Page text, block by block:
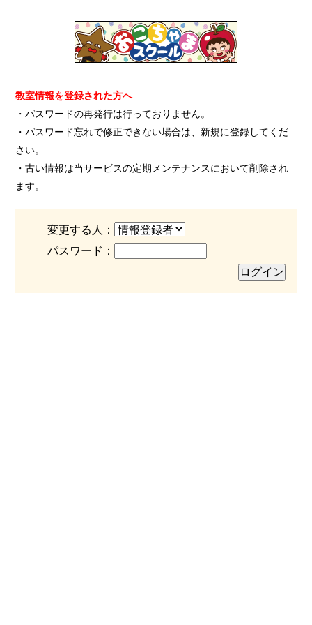
教室情報を登録された方へ
・パスワードの再発行は行っておりません。
・パスワード忘れで修正できない場合は、新規に登録してくだ
さい。
・古い情報は当サービスの定期メンテナンスにおいて削除され
ます。
変更する人：
パスワード：